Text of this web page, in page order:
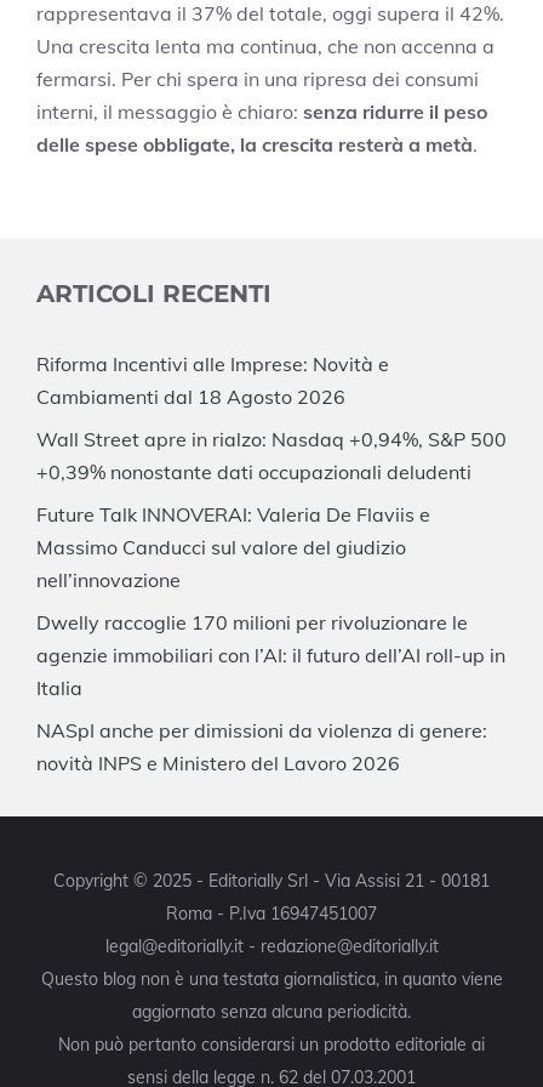
rappresentava il 37% del totale, oggi supera il 42%.
Una crescita lenta ma continua, che non accenna a
fermarsi. Per chi spera in una ripresa dei consumi
interni, il messaggio è chiaro: senza ridurre il peso
delle spese obbligate, la crescita resterà a metà.
ARTICOLI RECENTI
Riforma Incentivi alle Imprese: Novità e
Cambiamenti dal 18 Agosto 2026
Wall Street apre in rialzo: Nasdaq +0,94%, S&P 500
+0,39% nonostante dati occupazionali deludenti
Future Talk INNOVERAI: Valeria De Flaviis e
Massimo Canducci sul valore del giudizio
nell’innovazione
Dwelly raccoglie 170 milioni per rivoluzionare le
agenzie immobiliari con l’AI: il futuro dell’AI roll-up in
Italia
NASpI anche per dimissioni da violenza di genere:
novità INPS e Ministero del Lavoro 2026
Copyright © 2025 - Editorially Srl - Via Assisi 21 - 00181
Roma - P.Iva 16947451007
legal@editorially.it - redazione@editorially.it
Questo blog non è una testata giornalistica, in quanto viene
aggiornato senza alcuna periodicità.
Non può pertanto considerarsi un prodotto editoriale ai
sensi della legge n. 62 del 07.03.2001